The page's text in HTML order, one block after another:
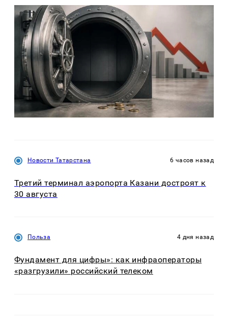
Новости Татарстана 6 часов назад
Третий терминал аэропорта Казани достроят к
30 августа
Польза 4 дня назад
Фундамент для цифры»: как инфраоператоры
«разгрузили» российский телеком